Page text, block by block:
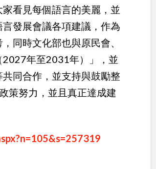
看見每個語言的美麗，並
發展會議各項建議，作為
同時文化部也與原民會、
2027年至2031年）」，並
同合作，並支持與鼓勵整
策努力，並且真正達成建